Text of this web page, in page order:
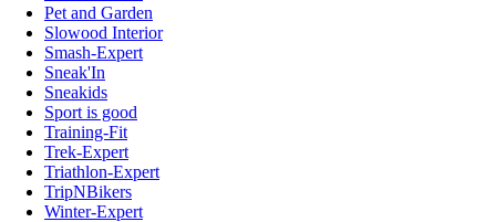
Pet and Garden
Slowood Interior
Smash-Expert
Sneak'In
Sneakids
Sport is good
Training-Fit
Trek-Expert
Triathlon-Expert
TripNBikers
Winter-Expert